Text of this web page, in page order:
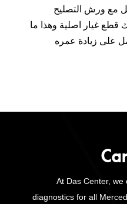
مع ورش التصليح
قطع غيار اصلية وهذا ما
على زيادة عمره
At Das Center,
diagnostics for all